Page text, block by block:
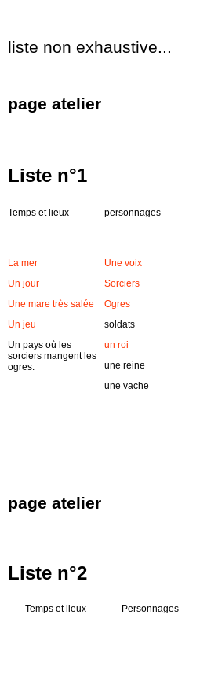
liste non exhaustive...
page atelier
Liste n°1
Temps et lieux personnages
La mer
Un jour
Une mare très salée
Un jeu
Un pays où les
sorciers mangent les
ogres.
Une voix
Sorciers
Ogres
soldats
un roi
une reine
une vache
page atelier
Liste n°2
Temps et lieux Personnages